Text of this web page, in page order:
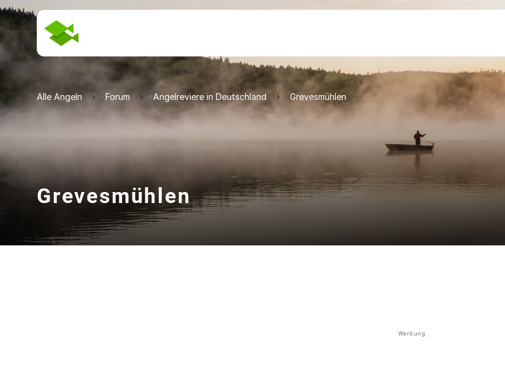
Alle Angeln Forum Angelreviere in Deutschland Grevesmühlen
Grevesmühlen
Werbung